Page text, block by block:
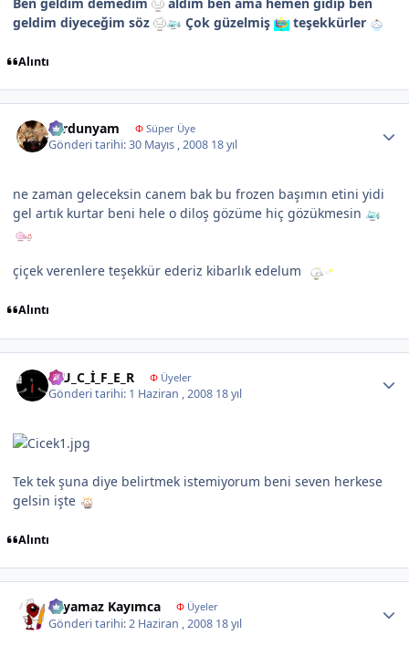
geldim diyeceğim söz
Çok güzelmiş teşekkürler
Alıntı
sardunyam ΦSüper Üye
Gönderi tarihi:30 Mayıs , 2008 18 yıl
ne zaman geleceksin canem bak bu frozen başımın etini yidi
gel artık kurtar beni hele o diloş gözüme hiç gözükmesin
çiçek verenlere teşekkür ederiz kibarlık edelum
Alıntı
L_U_C_İ_F_E_R ΦÜyeler
Gönderi tarihi: 1 Haziran , 2008 18 yıl
Tek tek şuna diye belirtmek istemiyorum beni seven herkese
gelsin işte
Alıntı
Yayamaz Kayımca ΦÜyeler
Gönderi tarihi:2 Haziran , 2008 18 yıl